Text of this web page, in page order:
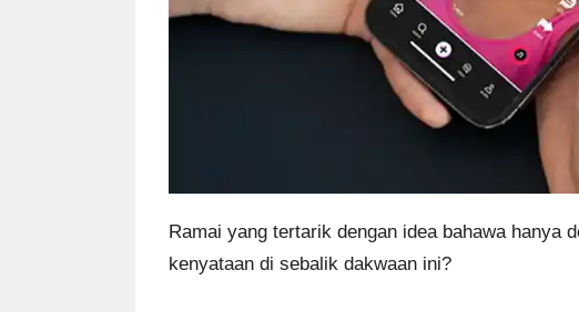
Ramai yang tertarik dengan idea bahawa hanya
kenyataan di sebalik dakwaan ini?